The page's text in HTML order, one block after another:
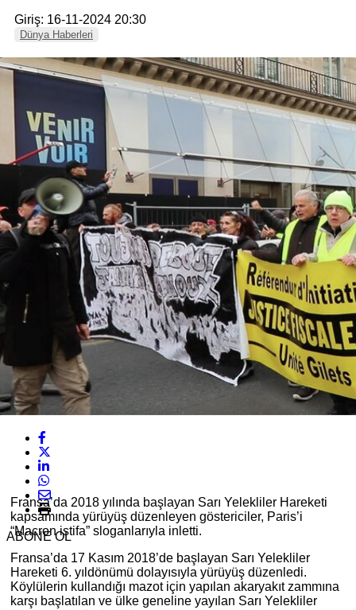
Giriş: 16-11-2024 20:30
Dünya Haberleri
ABONE OL
Fransa’da 2018 yılında başlayan Sarı Yelekliler Hareketi
kapsamında yürüyüş düzenleyen göstericiler, Paris’i
“Macron istifa” sloganlarıyla inletti.
Fransa’da 17 Kasım 2018’de başlayan Sarı Yelekliler
Hareketi 6. yıldönümü dolayısıyla yürüyüş düzenledi.
Köylülerin kullandığı mazot için yapılan akaryakıt zammına
karşı başlatılan ve ülke geneline yayılan Sarı Yelekliler